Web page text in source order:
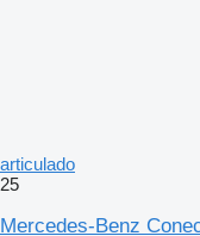
articulado
25
Mercedes-Benz